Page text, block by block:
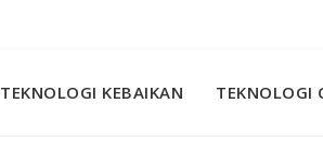
TEKNOLOGI KEBAIKAN TEKNOLOGI